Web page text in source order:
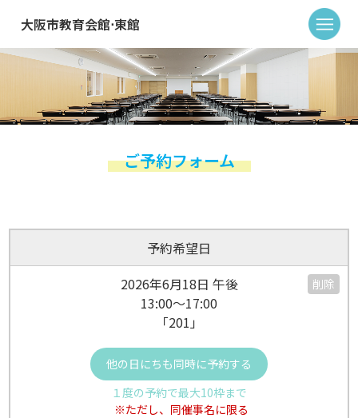
大阪市教育会館⋅東館
ご予約フォーム
予約希望日
2026年6月18日 午後
13:00～17:00
「201」
削除
他の日にちも同時に予約する
１度の予約で最大10枠まで
※ただし、同催事名に限る